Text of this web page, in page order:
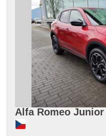
Alfa Romeo Junior